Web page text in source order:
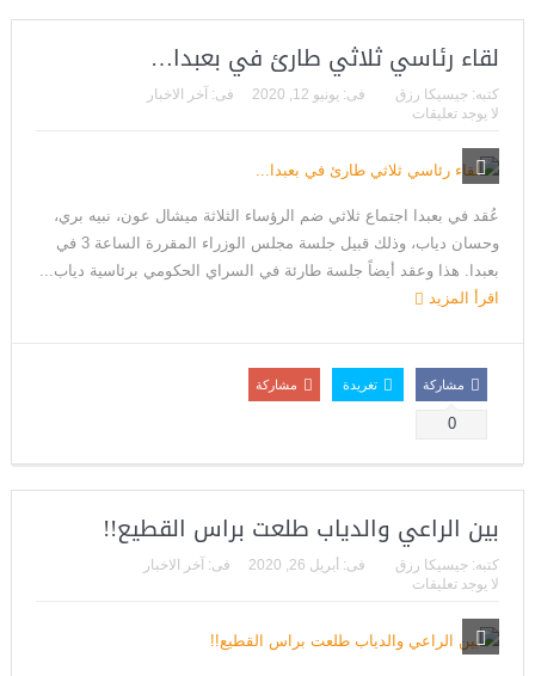
لقاء رئاسي ثلاثي طارئ في بعبدا…
كتبه: جيسيكا رزق فى: يونيو 12, 2020 فى: آخر الاخبار
لا يوجد تعليقات
عُقد في بعبدا اجتماع ثلاثي ضم الرؤساء الثلاثة ميشال عون، نبيه بري،
وحسان دياب، وذلك قبيل جلسة مجلس الوزراء المقررة الساعة 3 في
بعبدا. هذا وعقد أيضاً جلسة طارئة في السراي الحكومي برئاسية دياب...
اقرأ المزيد
مشاركة
0
تغريدة مشاركة
بين الراعي والدياب طلعت براس القطيع!!
كتبه: جيسيكا رزق فى: أبريل 26, 2020 فى: آخر الاخبار
لا يوجد تعليقات